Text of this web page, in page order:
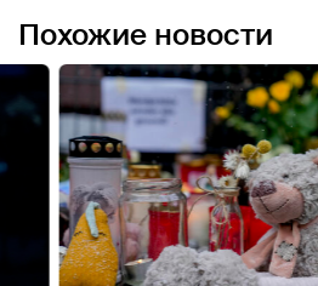
Похожие новости